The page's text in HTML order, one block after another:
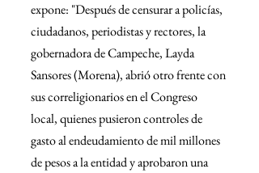
expone: "Después de censurar a policías,
ciudadanos, periodistas y rectores, la
gobernadora de Campeche, Layda
Sansores (Morena), abrió otro frente con
sus correligionarios en el Congreso
local, quienes pusieron controles de
gasto al endeudamiento de mil millones
de pesos a la entidad y aprobaron una